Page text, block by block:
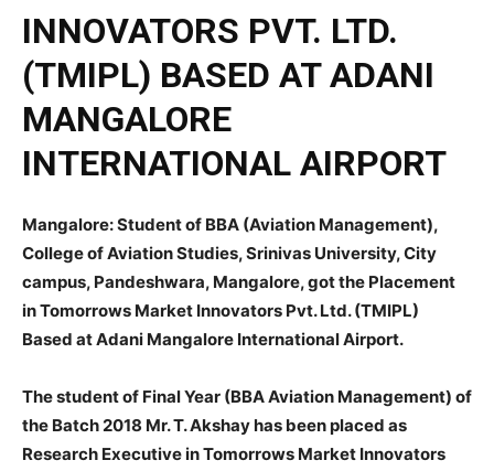
INNOVATORS PVT. LTD.
(TMIPL) BASED AT ADANI
MANGALORE
INTERNATIONAL AIRPORT
Mangalore: Student of BBA (Aviation Management),
College of Aviation Studies, Srinivas University, City
campus, Pandeshwara, Mangalore, got the Placement
in Tomorrows Market Innovators Pvt. Ltd. (TMIPL)
Based at Adani Mangalore International Airport.
The student of Final Year (BBA Aviation Management) of
the Batch 2018 Mr. T. Akshay has been placed as
Research Executive in Tomorrows Market Innovators